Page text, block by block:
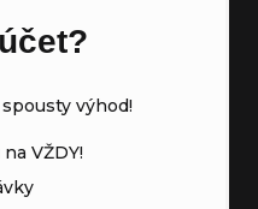
výhod!
VŽDY!